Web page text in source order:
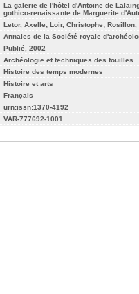
La galerie de l'hôtel d'Antoine de
gothico-renaissante de Marguerite
Letor, Axelle; Loir, Christophe; Rosillon,
Annales de la Société royale
Publié, 2002
Archéologie et techniques des fouilles
Histoire des temps modernes
Histoire et arts
Français
urn:issn:1370-4192
VAR-777692-1001